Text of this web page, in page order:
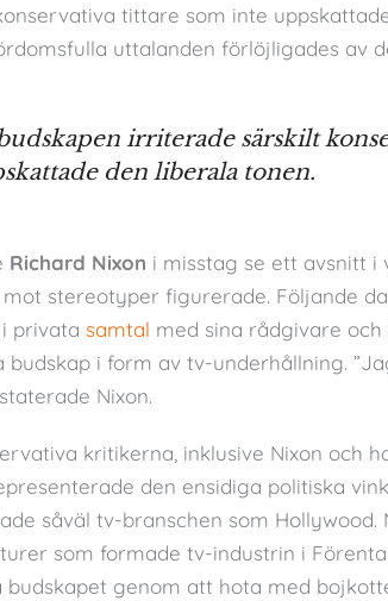
tittare som inte
uttalanden förlöjligades av
irriterade särskilt
den liberala tonen.
Richard Nixon i misstag se ett avsnitt i
stereotyper figurerade. Följande
privata samtal med sina rådgivare
budskap i form av tv-underhållning.
Nixon.
kritikerna, inklusive Nixon och
den ensidiga politiska
såväl tv-branschen som Hollywood.
som formade tv-industrin i
budskapet genom att hota med